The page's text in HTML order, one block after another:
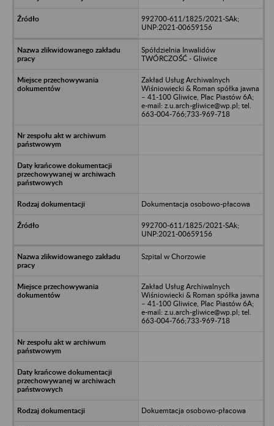
992700-611/1825/2021-SAk;
UNP:2021-00659156
Spółdzielnia Inwalidów
TWÓRCZOŚĆ - Gliwice
Zakład Usług Archiwalnych
Wiśniowiecki & Roman spółka jawna
– 41-100 Gliwice, Plac Piastów 6A;
e-mail: z.u.arch-gliwice@wp.pl; tel.
663-004-766;733-969-718
Dokumentacja osobowo-płacowa
992700-611/1825/2021-SAk;
UNP:2021-00659156
Szpital w Chorzowie
Zakład Usług Archiwalnych
Wiśniowiecki & Roman spółka jawna
– 41-100 Gliwice, Plac Piastów 6A;
e-mail: z.u.arch-gliwice@wp.pl; tel.
663-004-766;733-969-718
Dokuemtacja osobowo-płacowa